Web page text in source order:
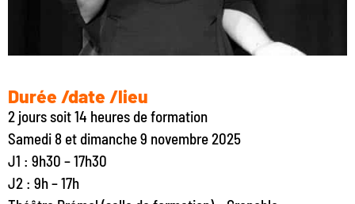
Durée /date /lieu
2 jours soit 14 heures de formation
Samedi 8 et dimanche 9 novembre 2025
J1 : 9h30 – 17h30
J2 : 9h – 17h